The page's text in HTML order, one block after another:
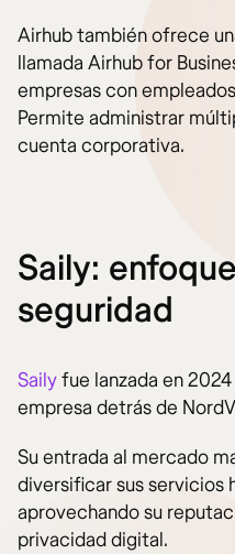
Airhub también ofrece
llamada Airhub for
empresas con
Permite administrar
cuenta corporativa.
Saily:
seguridad
Sailyfue lanzada en
empresa detrás de
Su entrada al mercado
diversificar sus servicios
aprovechando su
privacidad digital.